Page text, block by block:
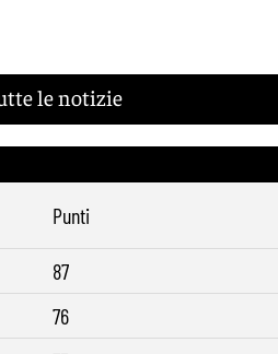
le notizie
Punti
87
76